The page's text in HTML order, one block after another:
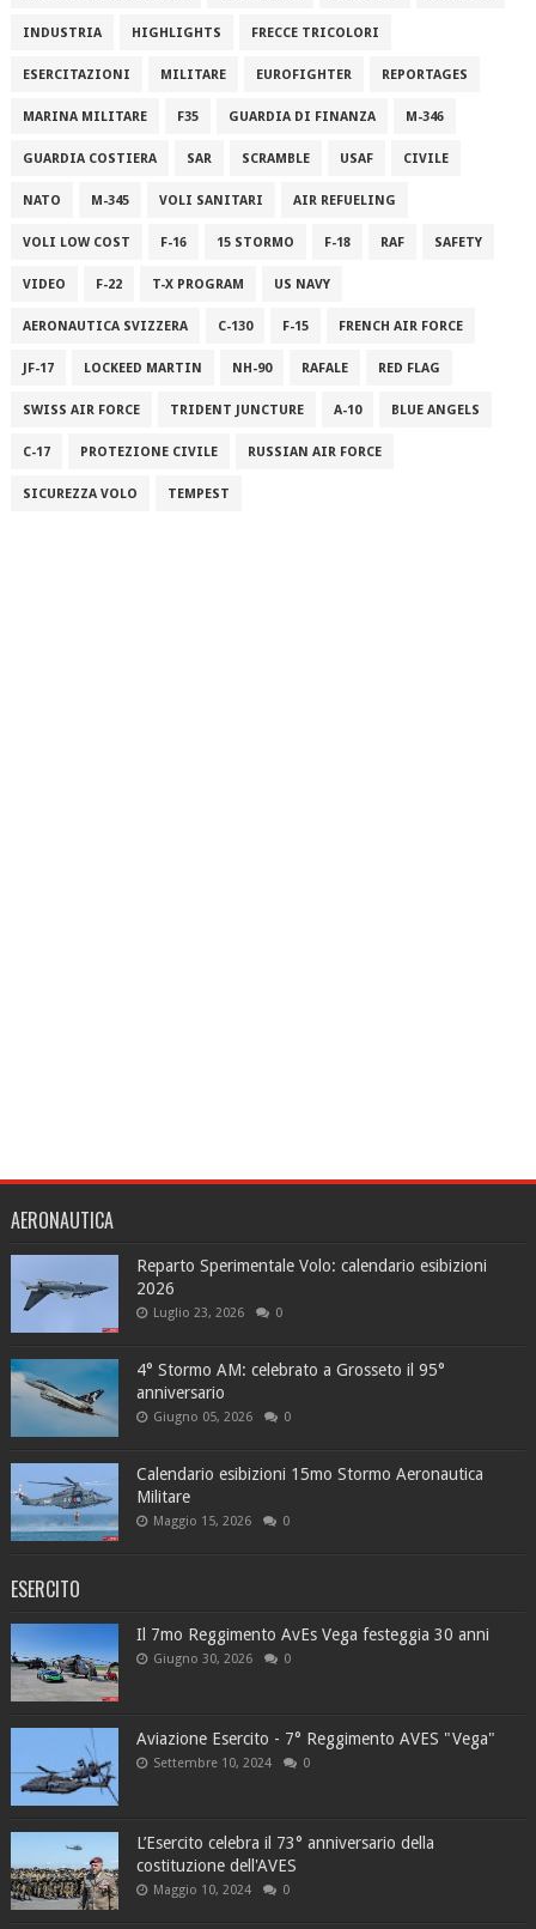
INDUSTRIA HIGHLIGHTS FRECCE TRICOLORI
ESERCITAZIONI MILITARE EUROFIGHTER REPORTAGES
MARINA MILITARE F35 GUARDIA DI FINANZA M-346
GUARDIA COSTIERA SAR SCRAMBLE USAF CIVILE
NATO M-345 VOLI SANITARI AIR REFUELING
VOLI LOW COST F-16 15 STORMO F-18 RAF SAFETY
VIDEO F-22 T-X PROGRAM US NAVY
AERONAUTICA SVIZZERA C-130 F-15 FRENCH AIR FORCE
JF-17 LOCKEED MARTIN NH-90 RAFALE RED FLAG
SWISS AIR FORCE TRIDENT JUNCTURE A-10 BLUE ANGELS
C-17 PROTEZIONE CIVILE RUSSIAN AIR FORCE
SICUREZZA VOLO TEMPEST
AERONAUTICA
Reparto Sperimentale Volo: calendario esibizioni
2026
Luglio 23, 2026 0
4° Stormo AM: celebrato a Grosseto il 95°
anniversario
Giugno 05, 2026 0
Calendario esibizioni 15mo Stormo Aeronautica
Militare
Maggio 15, 2026 0
ESERCITO
Il 7mo Reggimento AvEs Vega festeggia 30 anni
Giugno 30, 2026 0
Aviazione Esercito - 7° Reggimento AVES "Vega"
Settembre 10, 2024 0
L’Esercito celebra il 73° anniversario della
costituzione dell'AVES
Maggio 10, 2024 0